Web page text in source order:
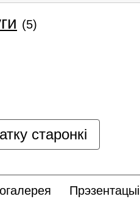
(5)
старонкі
Прэзентацыі